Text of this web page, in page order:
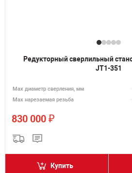
Редукторный сверлильный
JT1-351
Мах диаметр сверления, мм
Мах нарезаемая резьба
830 000 ₽
Купить